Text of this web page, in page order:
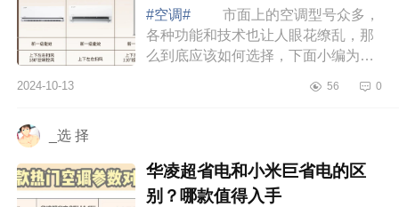
#空调#
市面上的空调型号众多，
各种功能和技术也让人眼花缭乱，那
么到底应该如何选择，下面小编为大
空调哪个系列好,性价比最高 美的
2024-10-13 56 0
_选 择
华凌超省电和小米巨省电的区
别？哪款值得入手